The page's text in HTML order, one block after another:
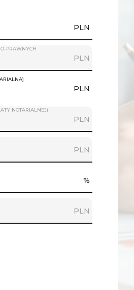
PLN
PRAWNYCH
PLN
PLN
NOTARIALNEJ)
PLN
PLN
%
PLN